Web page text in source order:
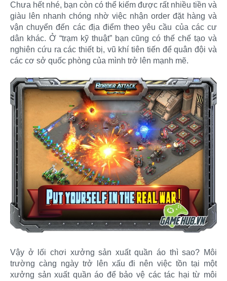
Chưa hết nhé, bạn còn có thể kiếm được rất nhiều tiền và
giàu lên nhanh chóng nhờ việc nhận order đặt hàng và
vận chuyển đến các địa điểm theo yêu cầu của các cư
dân khác. Ở “trạm kỹ thuật” bạn cũng có thế chế tạo và
nghiên cứu ra các thiết bị, vũ khí tiên tiến để quân đội và
các cơ sở quốc phòng của mình trở lên mạnh mẽ.
Vậy ở lối chơi xưởng sản xuất quần áo thì sao? Môi
trường càng ngày trở lên xấu đi nên việc tồn tại một
xưởng sản xuất quần áo để bảo vệ các tác hại từ môi